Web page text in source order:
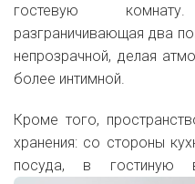
гостевую
разграничивающая два
непрозрачной, делая
более интимной.
Кроме того,
хранения: со стороны
посуда, в гостиную